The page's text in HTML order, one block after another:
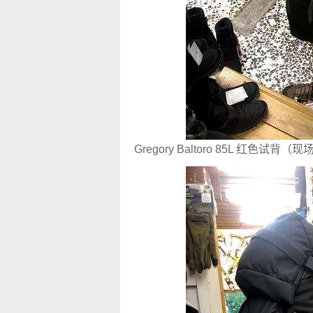
Gregory Baltoro 85L 红色试背（现